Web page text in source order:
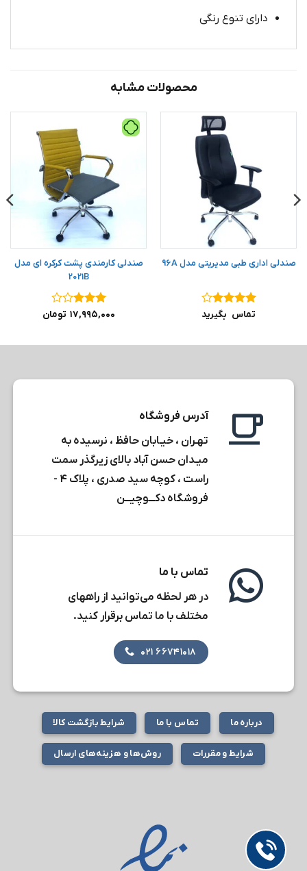
دارای تنوع رنگی
محصولات مشابه
صندلی اداری طبی مدیریتی مدل 96A
نمره ۴
تماس بگیرید
صندلی کارمندی پشت کرکره ای مدل
2021B
نمره۳
۱۷,۹۹۵,۰۰۰ تومان
آدرس فروشگاه
تهـران ، خیـابان حافظ ، نرسیده به
میـدان حسن آباد بالای زیرگذر سمت
راست ، کوچه سید صدری ، پلاک ۴ -
فروشگاه دکـــوچیـــن
تماس با ما
در هر لحظه می‌توانید از راههای
مختلف با ما تماس برقرار کنید.
۶۶۷۴۱۰۱۸ ۰۲۱
درباره ما تماس با ما شرایط بازگشت کالا
شرایط و مقررات روش‌ها و هزینه‌های ارسال